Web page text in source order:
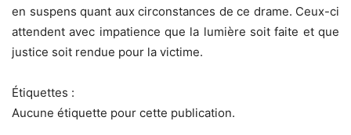
en suspens quant aux circonstances de ce drame. Ceux-ci
attendent avec impatience que la lumière soit faite et que
justice soit rendue pour la victime.
Étiquettes :
Aucune étiquette pour cette publication.